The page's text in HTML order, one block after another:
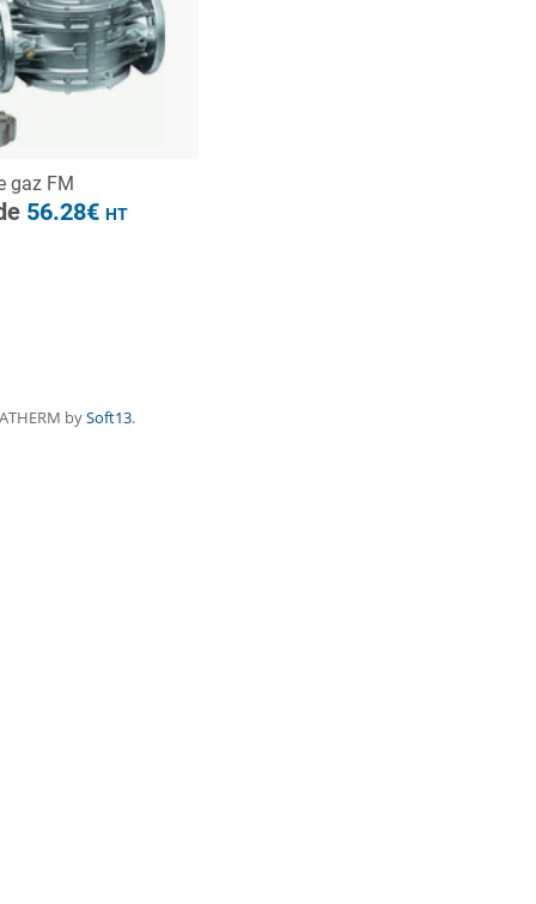
gaz FM
56.28€ HT
de devis
bySoft13.